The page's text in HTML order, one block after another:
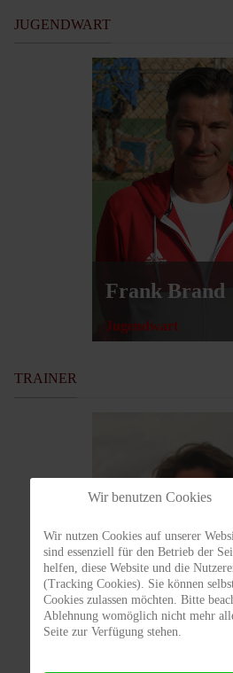
JUGENDWART
Frank Brand
Jugendwart
TRAINER
Tom Kraus
Wir benutzen Cookies
Wir nutzen Cookies auf unserer
sind essenziell für den Betrieb der
helfen, diese Website und die
(Tracking Cookies). Sie können
Cookies zulassen möchten. Bitte
Ablehnung womöglich nicht mehr
Seite zur Verfügung stehen.